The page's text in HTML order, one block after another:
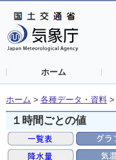
ホーム
ホーム > 各種データ・資料 >
１時間ごとの値